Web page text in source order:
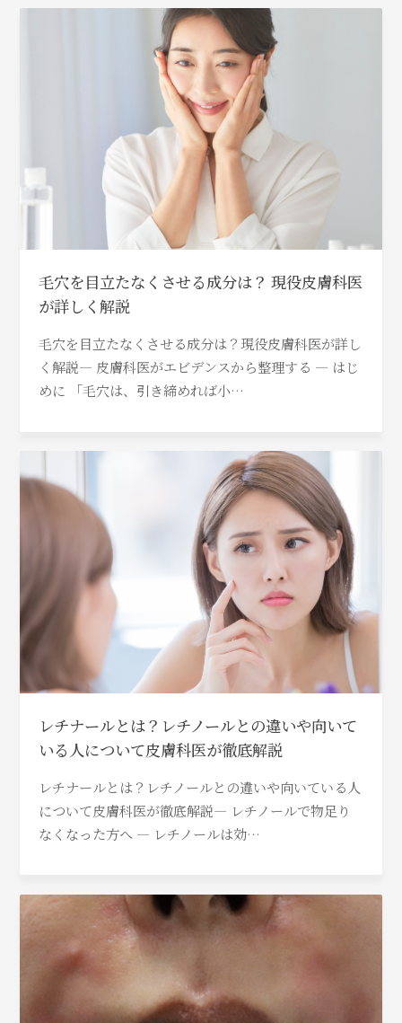
毛穴を目立たなくさせる成分は？ 現役皮膚科医
が詳しく解説
毛穴を目立たなくさせる成分は？現役皮膚科医が詳し
く解説― 皮膚科医がエビデンスから整理する ― はじ
めに 「毛穴は、引き締めれば小…
レチナールとは？レチノールとの違いや向いて
いる人について皮膚科医が徹底解説
レチナールとは？レチノールとの違いや向いている人
について皮膚科医が徹底解説― レチノールで物足り
なくなった方へ ― レチノールは効…